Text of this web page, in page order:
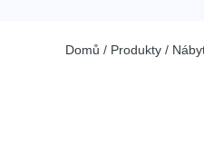
Domů / Produkty /